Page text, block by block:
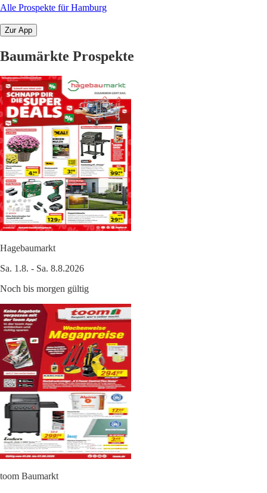
Alle Prospekte für Hamburg
Zur App
Baumärkte Prospekte
Hagebaumarkt
Sa. 1.8. - Sa. 8.8.2026
Noch bis morgen gültig
toom Baumarkt